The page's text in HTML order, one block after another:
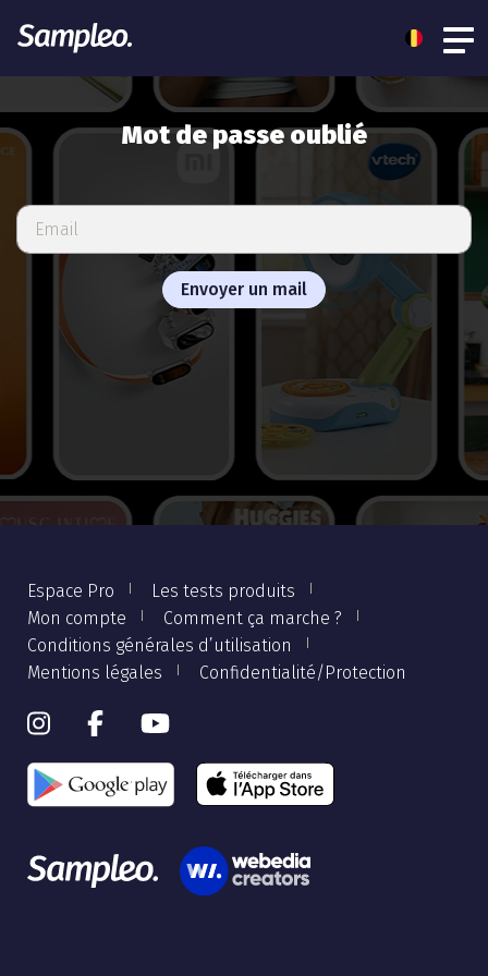
Mot de passe oublié
Envoyer un mail
Espace Pro
Les tests produits
Mon compte
Comment ça marche ?
Conditions générales d’utilisation
Mentions légales
Confidentialité/Protection